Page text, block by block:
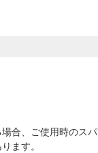
合、ご使用時のス
ます。